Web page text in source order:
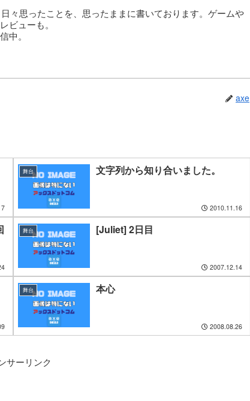
々思ったことを、思ったままに書いております。ゲームや
ビューも。
中。
axe
舞台 文字列から知り合いました。
2010.11.16
舞台 [Juliet] 2日目
2007.12.14
舞台 本心
2008.08.26
サーリンク